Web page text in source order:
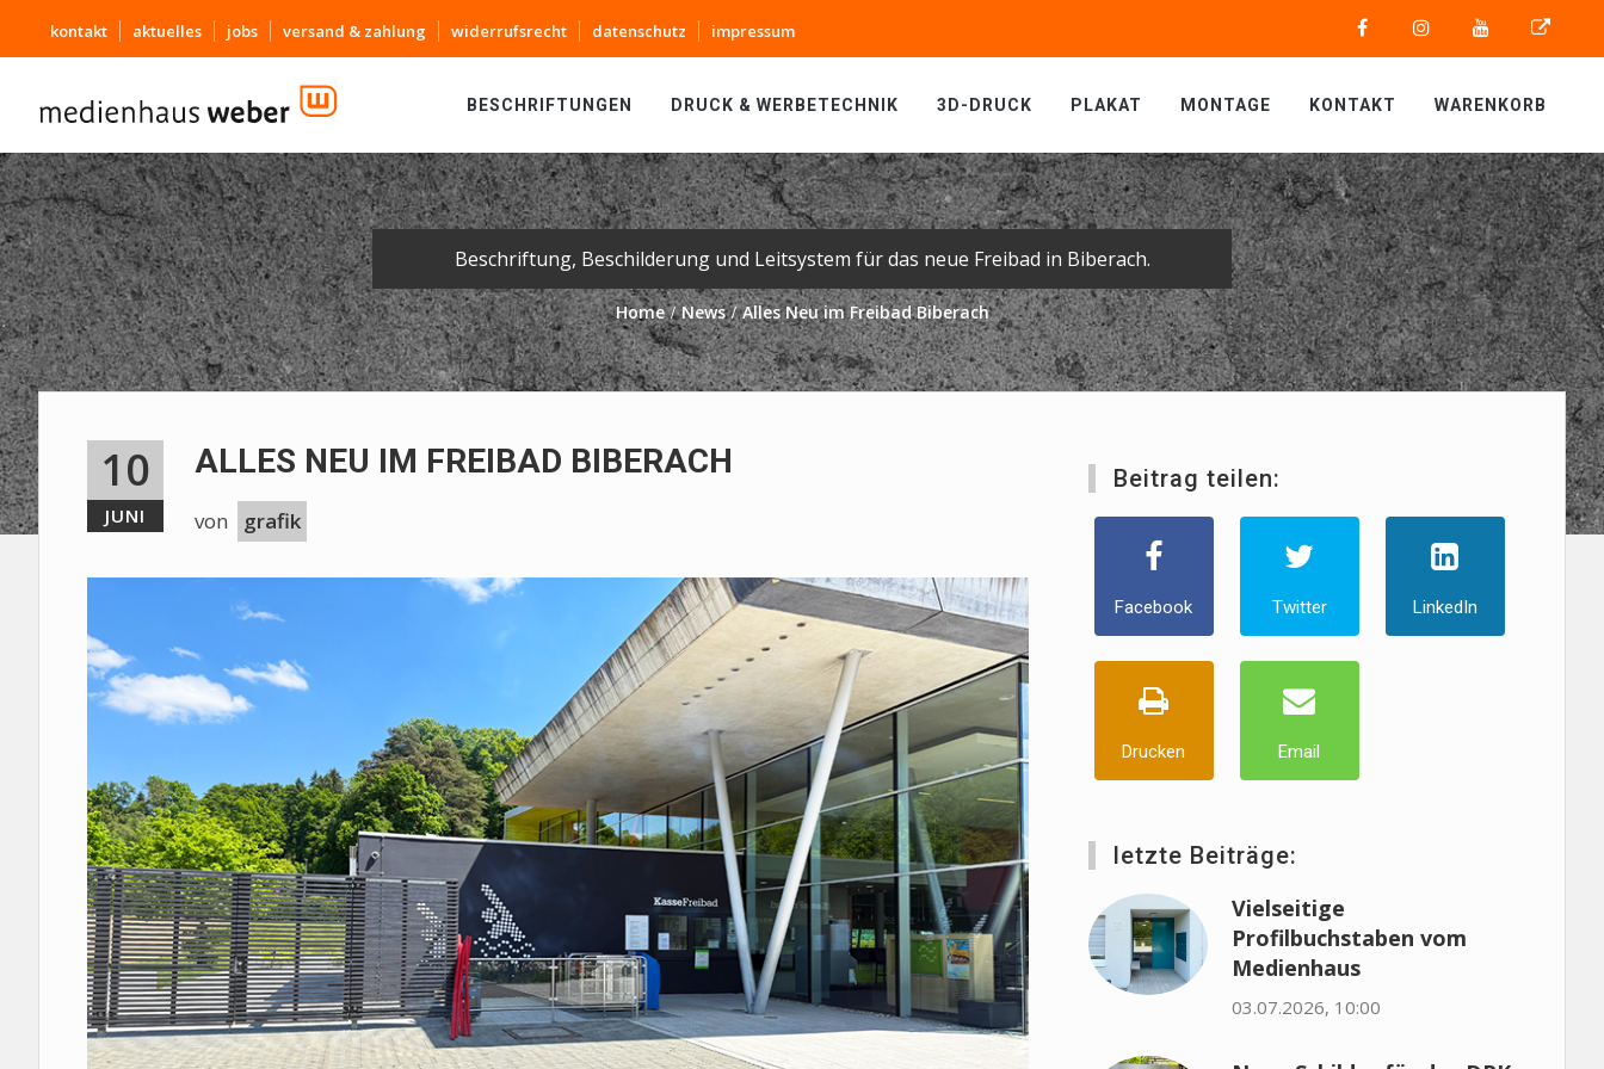
kontakt aktuelles jobs versand & zahlung widerrufsrecht datenschutz impressum
BESCHRIFTUNGEN DRUCK & WERBETECHNIK 3D-DRUCK PLAKAT MONTAGE KONTAKT WARENKORB
Beschriftung, Beschilderung und Leitsystem für das neue Freibad in Biberach.
Home News Alles Neu im Freibad Biberach
10
JUNI
ALLES NEU IM FREIBAD BIBERACH
von grafik
Beitrag teilen:
Facebook Twitter LinkedIn
Drucken Email
letzte Beiträge:
Vielseitige
Profilbuchstaben vom
Medienhaus
03.07.2026, 10:00